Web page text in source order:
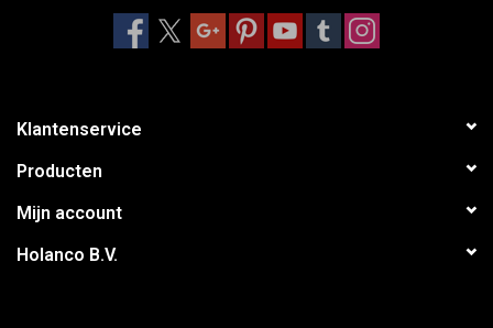
Klantenservice
Producten
Mijn account
Holanco B.V.